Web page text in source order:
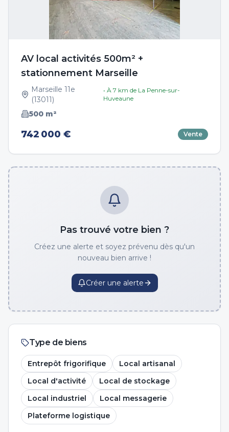
AV local activités 500m² +
stationnement Marseille
Marseille 11e
(13011)
• À 7 km de La Penne-sur-
Huveaune
500 m²
742 000 € Vente
Pas trouvé votre bien ?
Créez une alerte et soyez prévenu dès qu'un
nouveau bien arrive !
Créer une alerte
Type de biens
Entrepôt frigorifique
Local artisanal
Local d'activité
Local de stockage
Local industriel
Local messagerie
Plateforme logistique